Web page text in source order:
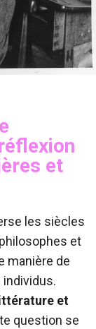
et
les siècles
et
manière de
et
question se